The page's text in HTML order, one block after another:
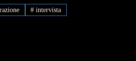
# intervista